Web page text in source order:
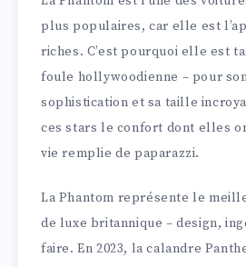
plus populaires, car elle est
riches. C’est pourquoi elle est
foule hollywoodienne – pour
sophistication et sa taille
ces stars le confort dont elles
vie remplie de paparazzi.
La Phantom représente le
de luxe britannique – design,
faire. En 2023, la calandre